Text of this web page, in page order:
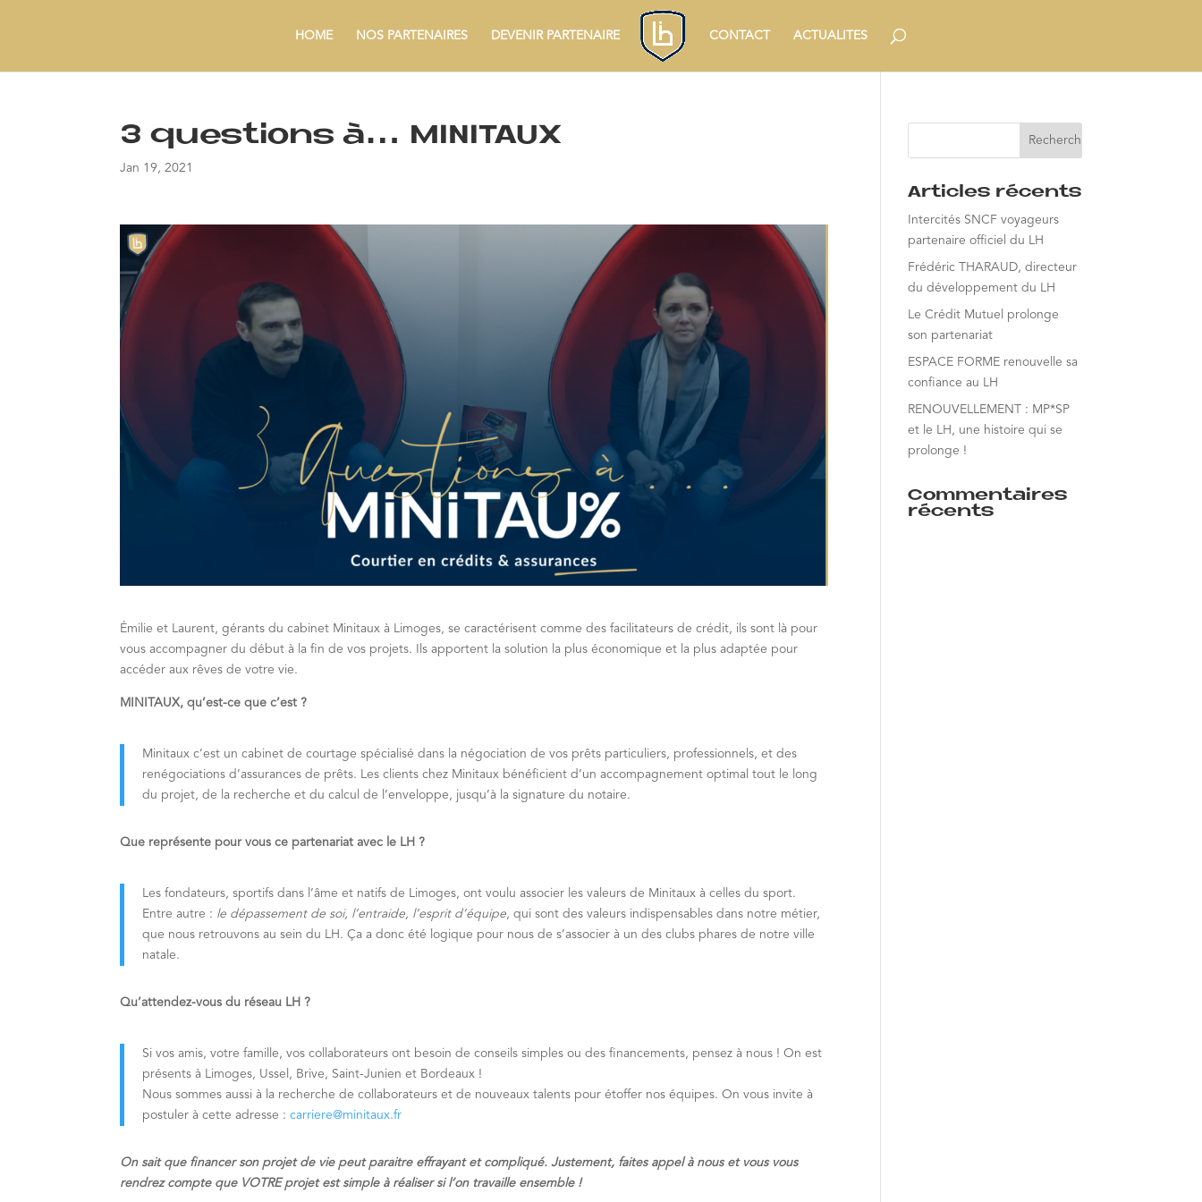
HOME NOS PARTENAIRES DEVENIR PARTENAIRE CONTACT ACTUALITES
3 questions à… MINITAUX
Jan 19, 2021
Émilie et Laurent, gérants du cabinet Minitaux à Limoges, se caractérisent comme des facilitateurs de crédit, ils sont là pour
vous accompagner du début à la fin de vos projets. Ils apportent la solution la plus économique et la plus adaptée pour
accéder aux rêves de votre vie.
MINITAUX, qu’est-ce que c’est ?
Minitaux c’est un cabinet de courtage spécialisé dans la négociation de vos prêts particuliers, professionnels, et des
renégociations d’assurances de prêts. Les clients chez Minitaux bénéficient d’un accompagnement optimal tout le long
du projet, de la recherche et du calcul de l’enveloppe, jusqu’à la signature du notaire.
Que représente pour vous ce partenariat avec le LH ?
Les fondateurs, sportifs dans l’âme et natifs de Limoges, ont voulu associer les valeurs de Minitaux à celles du sport.
Entre autre : le dépassement de soi, l’entraide, l’esprit d’équipe, qui sont des valeurs indispensables dans notre métier,
que nous retrouvons au sein du LH. Ça a donc été logique pour nous de s’associer à un des clubs phares de notre ville
natale.
Qu’attendez-vous du réseau LH ?
Si vos amis, votre famille, vos collaborateurs ont besoin de conseils simples ou des financements, pensez à nous ! On est
présents à Limoges, Ussel, Brive, Saint-Junien et Bordeaux !
Nous sommes aussi à la recherche de collaborateurs et de nouveaux talents pour étoffer nos équipes. On vous invite à
postuler à cette adresse :carriere@minitaux.fr
On sait que financer son projet de vie peut paraitre effrayant et compliqué. Justement, faites appel à nous et vous vous
rendrez compte que VOTRE projet est simple à réaliser si l’on travaille ensemble !
Articles récents
Intercités SNCF voyageurs
partenaire officiel du LH
Frédéric THARAUD, directeur
du développement du LH
Le Crédit Mutuel prolonge
son partenariat
ESPACE FORME renouvelle sa
confiance au LH
RENOUVELLEMENT : MP*SP
et le LH, une histoire qui se
prolonge !
Commentaires
récents